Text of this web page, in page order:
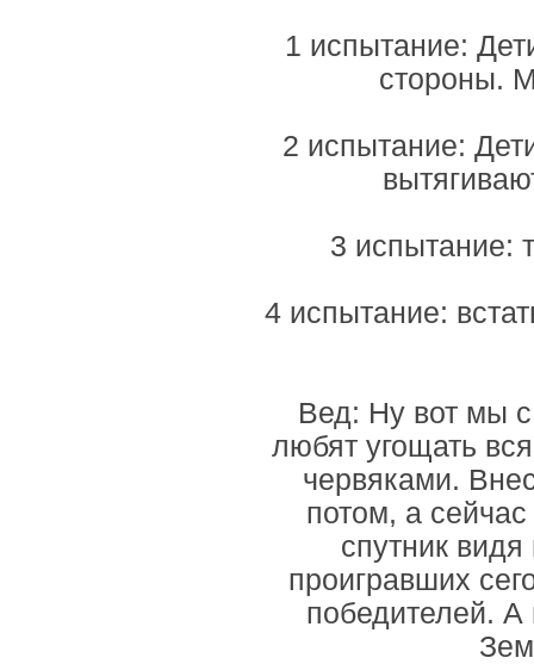
1 испытание:
стороны.
2 испытание:
3 испытание:
4 испытание:
Вед: Ну вот мы
любят угощать
червяками.
потом, а
спутник
проигравших
победителей.